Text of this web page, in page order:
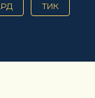
ТИК